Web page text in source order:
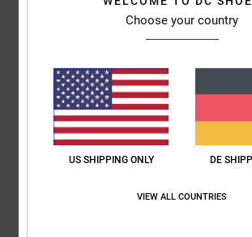
5/5
15. Juni 2026
Tolle, kultige Sneaker
Ich empfehle dieses Produkt
Choose your country
US SHIPPING ONLY DE
VIEW ALL COUNTRIES